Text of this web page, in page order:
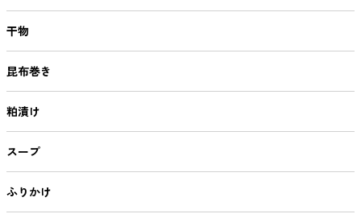
干物
昆布巻き
粕漬け
スープ
ふりかけ